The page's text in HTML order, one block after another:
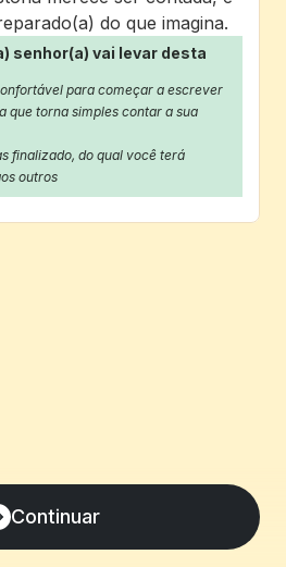
Continuar
do que imagina.
senhor(a) vai levar desta
para começar a escrever
que torna simples contar a sua
finalizado, do qual você terá
outros